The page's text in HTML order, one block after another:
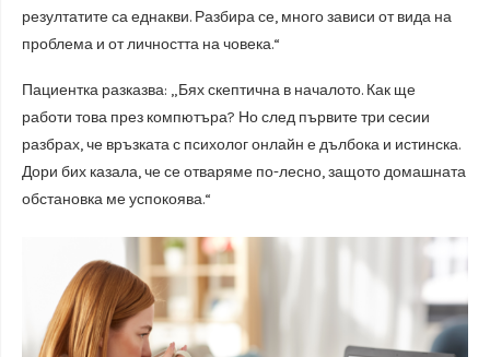
резултатите са еднакви. Разбира се, много зависи от вида на
проблема и от личността на човека.“
Пациентка разказва: „Бях скептична в началото. Как ще
работи това през компютъра? Но след първите три сесии
разбрах, че връзката с психолог онлайн е дълбока и истинска.
Дори бих казала, че се отваряме по-лесно, защото домашната
обстановка ме успокоява.“